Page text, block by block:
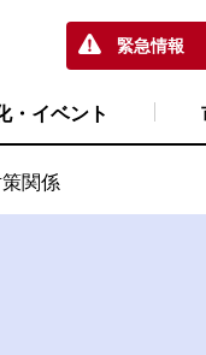
緊急情報
・イベント
関係